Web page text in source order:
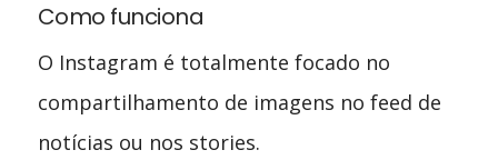
Como funciona
O Instagram é totalmente focado no
compartilhamento de imagens no feed de
notícias ou nos stories.